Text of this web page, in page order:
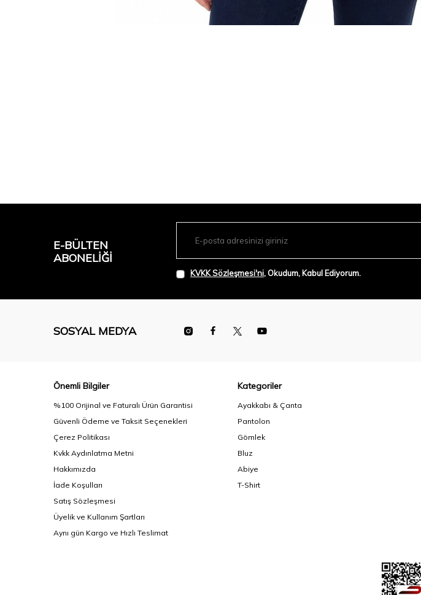
E-BÜLTEN
ABONELIĞI
KVKK Sözleşmesi'ni, Okudum, Kabul Ediyorum.
SOSYAL MEDYA
Önemli Bilgiler
%100 Orijinal ve Faturalı Ürün Garantisi
Güvenli Ödeme ve Taksit Seçenekleri
Çerez Politikası
Kvkk Aydınlatma Metni
Hakkımızda
İade Koşulları
Satış Sözleşmesi
Üyelik ve Kullanım Şartları
Aynı gün Kargo ve Hızlı Teslimat
Kategoriler
Ayakkabı & Çanta
Pantolon
Gömlek
Bluz
Abiye
T-Shirt